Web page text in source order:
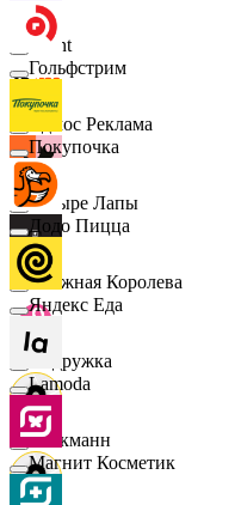
Urent
Эдмос Реклама
Четыре Лапы
Снежная Королева
Подружка
Стокманн
Гольфстрим
Покупочка
Додо Пицца
Яндекс Еда
Lamoda
Магнит Косметик